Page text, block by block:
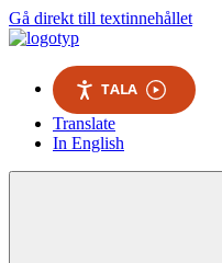
Gå direkt till textinnehållet
TALA
Translate
In English